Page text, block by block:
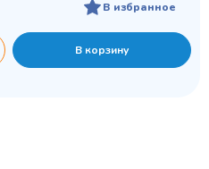
В избранное
В корзину